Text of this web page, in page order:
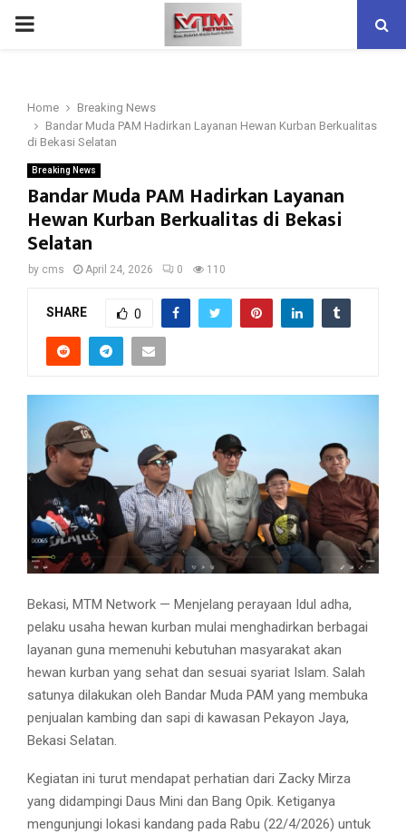
PRIMARY
Home
Breaking News
Bandar Muda PAM Hadirkan Layanan Hewan Kurban Berkualitas
di Bekasi Selatan
Breaking News
Bandar Muda PAM Hadirkan Layanan
Hewan Kurban Berkualitas di Bekasi
Selatan
by cms April 24, 2026 0 110
SHARE 0
Bekasi, MTM Network — Menjelang perayaan Idul adha,
pelaku usaha hewan kurban mulai menghadirkan berbagai
layanan guna memenuhi kebutuhan masyarakat akan
hewan kurban yang sehat dan sesuai syariat Islam. Salah
satunya dilakukan oleh Bandar Muda PAM yang membuka
penjualan kambing dan sapi di kawasan Pekayon Jaya,
Bekasi Selatan.
Kegiatan ini turut mendapat perhatian dari Zacky Mirza
yang didampingi Daus Mini dan Bang Opik. Ketiganya
mengunjungi lokasi kandang pada Rabu (22/4/2026) untuk